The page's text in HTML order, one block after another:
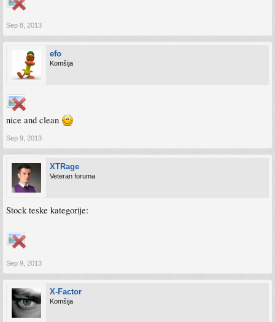
Sep 8, 2013
efo
Komšija
nice and clean
Sep 9, 2013
XTRage
Veteran foruma
Stock teske kategorije:
Sep 9, 2013
X-Factor
Komšija